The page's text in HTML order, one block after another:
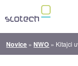
Novice » NWO » Kitajci